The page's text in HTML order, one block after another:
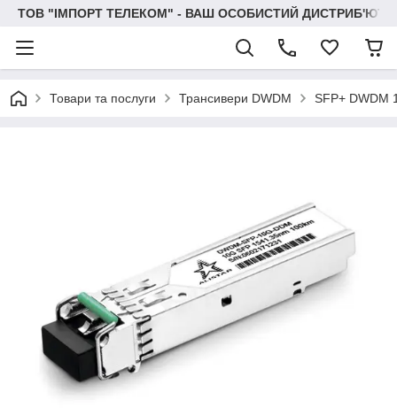
ТОВ "IМПОРТ ТЕЛЕКОМ" - ВАШ ОСОБИСТИЙ
Товари та послуги Трансивери DWDM SFP+ DWDM